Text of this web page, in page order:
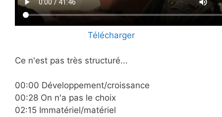
Télécharger
Ce n'est pas très structuré...
00:00 Développement/croissance
00:28 On n'a pas le choix
02:15 Immatériel/matériel